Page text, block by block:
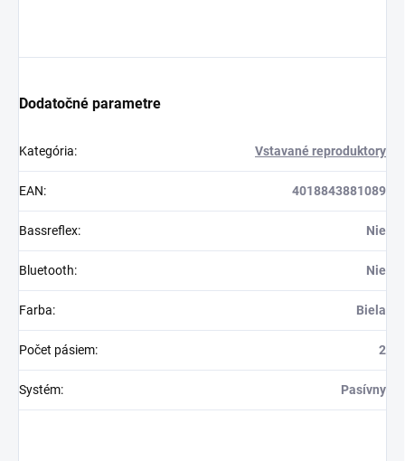
Dodatočné parametre
Kategória: Vstavané reproduktory
EAN: 4018843881089
Bassreflex: Nie
Bluetooth: Nie
Farba: Biela
Počet pásiem: 2
Systém: Pasívny